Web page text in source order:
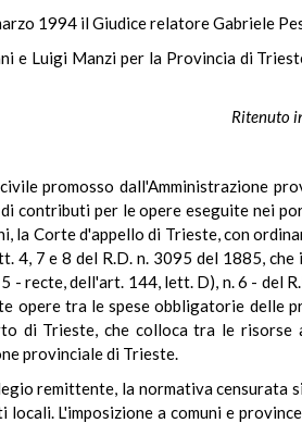
1994 il Giudice relatore Gabriele
e Luigi Manzi per la Provincia di
Ritenuto
promosso dall'Amministrazione
contributi per le opere eseguite nei
la Corte d'appello di Trieste, con
7 e 8 del R.D. n. 3095 del 1885,
- recte, dell'art. 144, lett. D), n. 6 - del
opere tra le spese obbligatorie delle
di Trieste, che colloca tra le
provinciale di Trieste.
remittente, la normativa
L'imposizione a comuni e